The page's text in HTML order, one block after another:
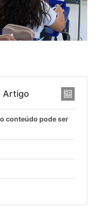
Artigo
conteúdo pode ser